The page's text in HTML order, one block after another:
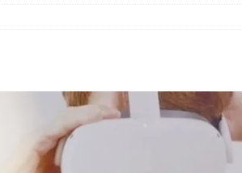
Cuisinart CPZ-120 promění vaši kuchyň na italskou